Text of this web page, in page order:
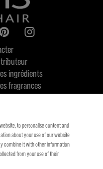
ingrédients
fragrances
en terme de durabilité
to personalise content and
about your use of our website
combine it with other information
from your use of their